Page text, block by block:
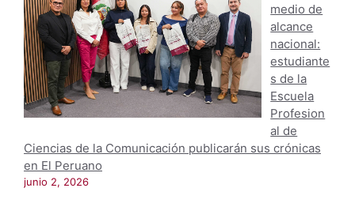
medio de
alcance
nacional:
estudiante
s de la
Escuela
Profesion
al de
Ciencias de la Comunicación publicarán sus crónicas
en El Peruano
junio 2, 2026